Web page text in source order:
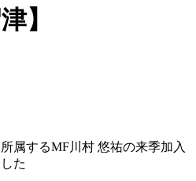
】
属するMF川村 悠祐の来季加入
た